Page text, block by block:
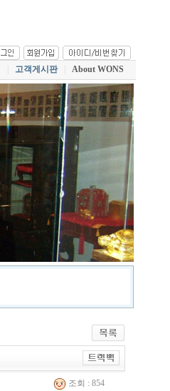
고객게시판 About WONS
조회 : 854